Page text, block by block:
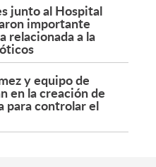
junto al Hospital
importante
relacionada a la
y equipo de
en la creación de
para controlar el